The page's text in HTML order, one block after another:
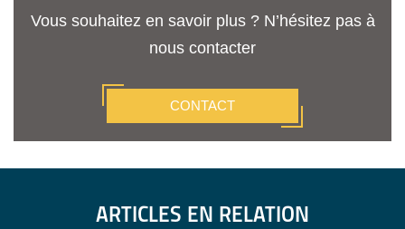
Vous souhaitez en savoir plus ? N’hésitez pas à
nous contacter
CONTACT
ARTICLES EN RELATION